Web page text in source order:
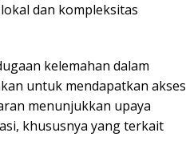
dan kompleksitas
kelemahan dalam
untuk mendapatkan akses
menunjukkan upaya
khususnya yang terkait